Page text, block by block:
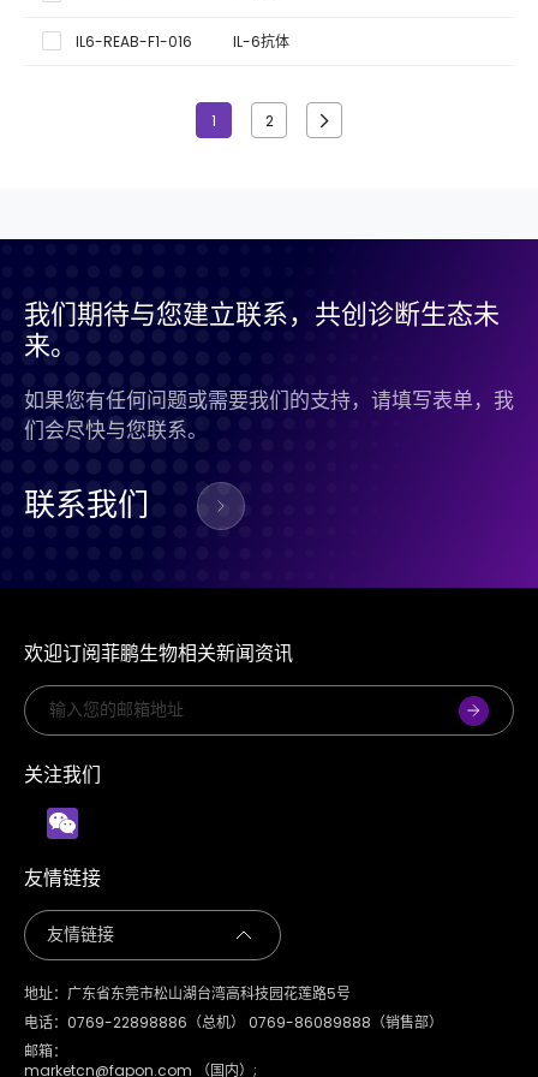
IL6-REAB-F1-016 IL-6抗体
1 2
我们期待与您建立联系，共创诊断生态未
来。
如果您有任何问题或需要我们的支持，请填写表单，我
们会尽快与您联系。
联系我们
欢迎订阅菲鹏生物相关新闻资讯
关注我们
友情链接
地址：广东省东莞市松山湖台湾高科技园花莲路5号
电话：0769-22898886（总机） 0769-86089888（销售部）
邮箱：
marketcn@fapon.com （国内）;